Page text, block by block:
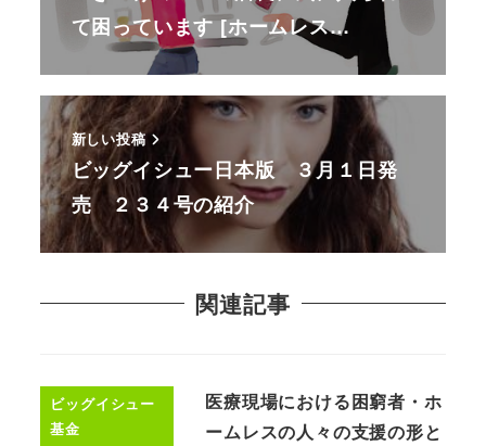
て困っています [ホームレス…
新しい投稿
ビッグイシュー日本版 ３月１日発
売 ２３４号の紹介
関連記事
ビッグイシュー
基金
医療現場における困窮者・ホ
ームレスの人々の支援の形と